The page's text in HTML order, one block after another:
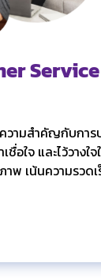
Service
ความสำคัญกับกา
อใจ และไว้วางใ
พ เน้นความรวด